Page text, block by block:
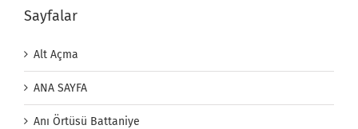
Sayfalar
Alt Açma
ANA SAYFA
Anı Örtüsü Battaniye